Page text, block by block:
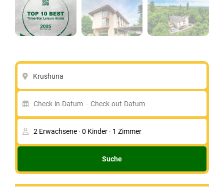
Krushuna
Suche